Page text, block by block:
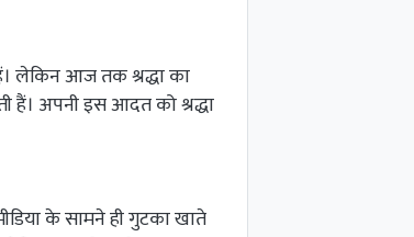
लेकिन आज तक श्रद्धा का
हैं। अपनी इस आदत को श्रद्धा
के सामने ही गुटका खाते